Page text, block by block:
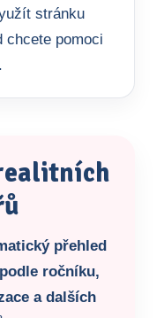
stránku
chcete pomoci
přehled
ročníku,
a dalších